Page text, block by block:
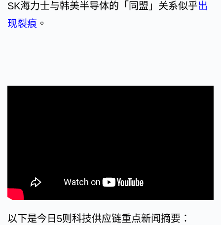
SK海力士与韩美半导体的「同盟」关系似乎出
现裂痕 。
以下是今日5则科技供应链重点新闻摘要：